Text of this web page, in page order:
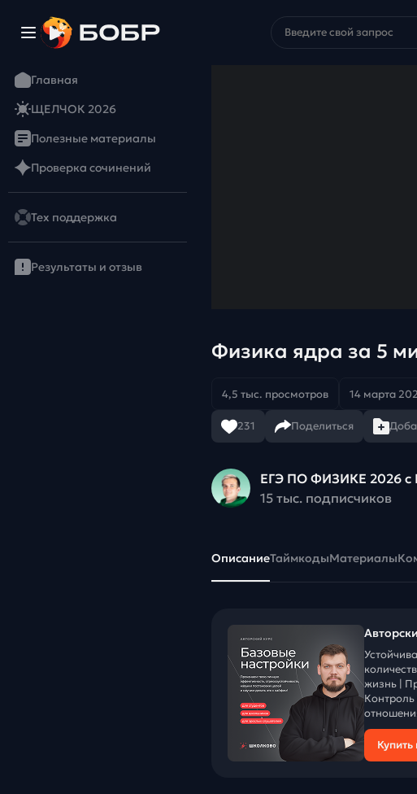
Главная
ЩЕЛЧОК 2026
Полезные материалы
Проверка сочинений
Тех поддержка
Результаты и отзыв
Физика ядра за 5
4,5 тыс. просмотров 14 марта
231 Поделиться
ЕГЭ ПО ФИЗИКЕ 2026 с
15 тыс. подписчиков
ОписаниеТаймкодыМатериалы
жизнь |
Контроль
Купить